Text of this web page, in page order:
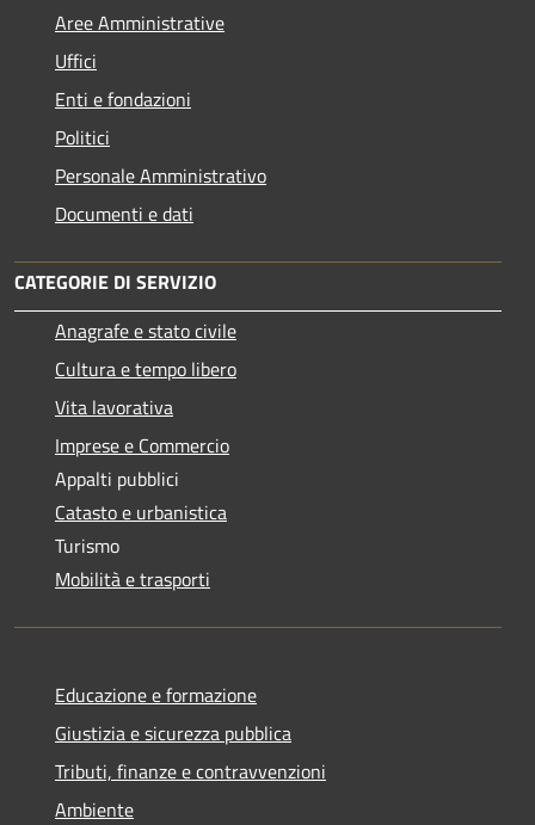
Aree Amministrative
Uffici
Enti e fondazioni
Politici
Personale Amministrativo
Documenti e dati
CATEGORIE DI SERVIZIO
Anagrafe e stato civile
Cultura e tempo libero
Vita lavorativa
Imprese e Commercio
Appalti pubblici
Catasto e urbanistica
Turismo
Mobilità e trasporti
Educazione e formazione
Giustizia e sicurezza pubblica
Tributi, finanze e contravvenzioni
Ambiente